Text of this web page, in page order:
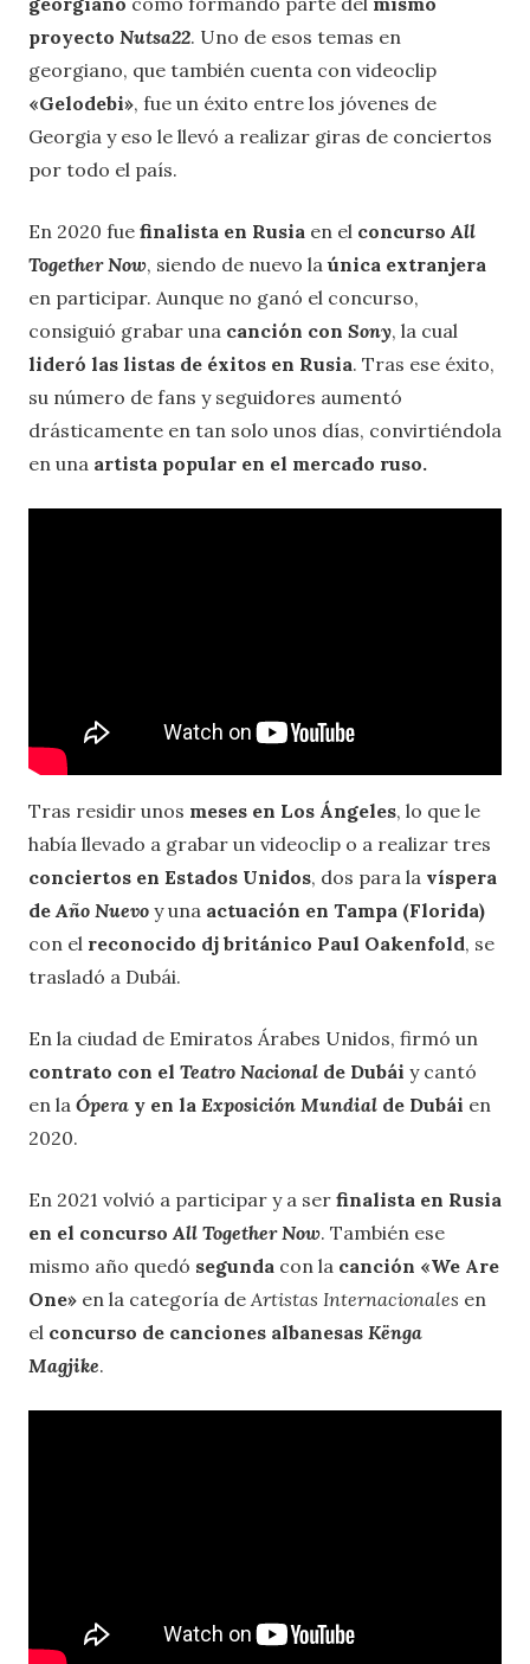
proyecto Nutsa22. Uno de esos temas en
georgiano, que también cuenta con videoclip
«Gelodebi», fue un éxito entre los jóvenes de
Georgia y eso le llevó a realizar giras de conciertos
por todo el país.
En 2020 fue finalista en Rusia en el concursoAll
Together Now, siendo de nuevo la única extranjera
en participar. Aunque no ganó el concurso,
consiguió grabar una canción con Sony, la cual
lideró las listas de éxitos en Rusia. Tras ese éxito,
su número de fans y seguidores aumentó
drásticamente en tan solo unos días, convirtiéndola
en una artista popular en el mercado ruso.
Tras residir unos meses en Los Ángeles, lo que le
había llevado a grabar un videoclip o a realizar tres
conciertos en Estados Unidos, dos para la víspera
deAño Nuevo y una actuación en Tampa (Florida)
con el reconocido dj británico Paul Oakenfold, se
trasladó a Dubái.
En la ciudad de Emiratos Árabes Unidos, firmó un
contrato con el Teatro Nacional de Dubái y cantó
en la Ópera y en la Exposición Mundial de Dubái en
2020.
En 2021 volvió a participar y a ser finalista en Rusia
en el concurso All Together Now. También ese
mismo año quedó segunda con la canción «We Are
One» en la categoría deArtistas Internacionales en
el concurso de canciones albanesas Kënga
Magjike.